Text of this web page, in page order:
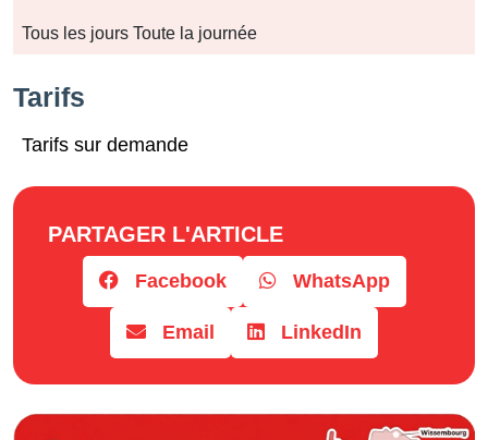
Jours
Tous les jours Toute la journée
Tarifs
Tarifs sur demande
PARTAGER L'ARTICLE
Facebook WhatsApp
Email LinkedIn